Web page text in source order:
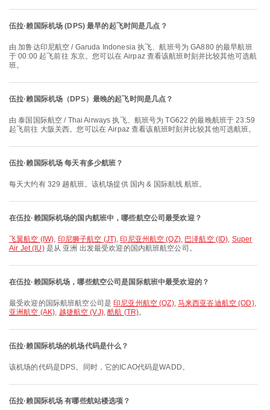
伍拉·赖国际机场 (DPS) 最早的起飞时间是几点？
由 加鲁达印尼航空 / Garuda Indonesia 执飞、航班号为 GA880 的最早航班
于 00:00 起飞前往 东京。您可以在 Airpaz 查看该航班时刻并比较其他可选航
班。
伍拉·赖国际机场（DPS）最晚的起飞时间是几点？
由 泰国国际航空 / Thai Airways 执飞、航班号为 TG622 的最晚航班于 23:59
起飞前往 大阪关西。您可以在 Airpaz 查看该航班时刻并比较其他可选航班。
伍拉·赖国际机场 每天有多少航班？
每天大约有 329 趟航班。该机场提供 国内 & 国际航线 航班。
在伍拉·赖国际机场的国内航班中，哪些航空公司最受欢迎？
飞翼航空 (IW), 印尼狮子航空 (JT),印尼亚州航空 (QZ), 巴泽航空 (ID), Super
Air Jet (IU)是从 亚洲 出发最受欢迎的国内航班航空公司。
在伍拉·赖国际机场，哪些航空公司是国际航班中最受欢迎的？
最受欢迎的国际航班航空公司是印尼亚州航空 (QZ), 马来西亚峇迪航空 (OD),
亚洲航空 (AK), 越捷航空 (VJ),酷航 (TR)。
伍拉·赖国际机场的机场代码是什么？
该机场的代码是DPS。同时，它的ICAO代码是WADD。
伍拉·赖国际机场 有哪些航站楼选项？